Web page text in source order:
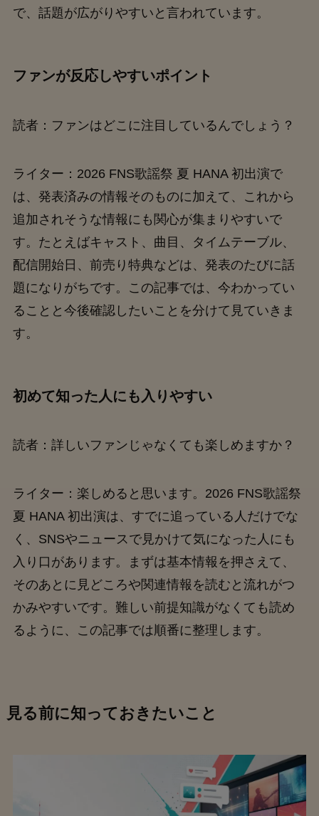
で、話題が広がりやすいと言われています。
ファンが反応しやすいポイント
読者：ファンはどこに注目しているんでしょう？
ライター：2026 FNS歌謡祭 夏 HANA 初出演で
は、発表済みの情報そのものに加えて、これから
追加されそうな情報にも関心が集まりやすいで
す。たとえばキャスト、曲目、タイムテーブル、
配信開始日、前売り特典などは、発表のたびに話
題になりがちです。この記事では、今わかってい
ることと今後確認したいことを分けて見ていきま
す。
初めて知った人にも入りやすい
読者：詳しいファンじゃなくても楽しめますか？
ライター：楽しめると思います。2026 FNS歌謡祭
夏 HANA 初出演は、すでに追っている人だけでな
く、SNSやニュースで見かけて気になった人にも
入り口があります。まずは基本情報を押さえて、
そのあとに見どころや関連情報を読むと流れがつ
かみやすいです。難しい前提知識がなくても読め
るように、この記事では順番に整理します。
見る前に知っておきたいこと